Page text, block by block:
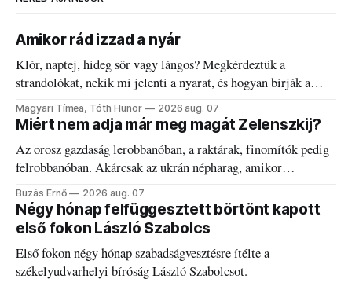
Amikor rád izzad a nyár
Klór, naptej, hideg sör vagy lángos? Megkérdeztük a
strandolókat, nekik mi jelenti a nyarat, és hogyan bírják a
kánikulát.
Magyari Tímea, Tóth Hunor 2026 aug. 07
Miért nem adja már meg magát Zelenszkij?
Az orosz gazdaság lerobbanóban, a raktárak, finomítók pedig
felrobbanóban. Akárcsak az ukrán népharag, amikor
elégedetlen vezetőivel.
Buzás Ernő 2026 aug. 07
Négy hónap felfüggesztett börtönt kapott
első fokon László Szabolcs
Első fokon négy hónap szabadságvesztésre ítélte a
székelyudvarhelyi bíróság László Szabolcsot.